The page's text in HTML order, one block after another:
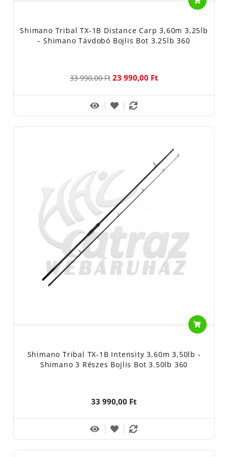
Shimano Tribal TX-1B Distance Carp 3,60m 3,25lb
- Shimano Távdobó Bojlis Bot 3.25lb 360
33 990,00 Ft 23 990,00 Ft
Shimano Tribal TX-1B Intensity 3,60m 3,50lb -
Shimano 3 Részes Bojlis Bot 3.50lb 360
33 990,00 Ft